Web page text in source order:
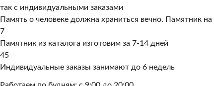
так с индивидуальными заказами
Память о человеке должна храниться вечно. Памятник
7
Памятник из каталога изготовим за 7-14 дней
45
Индивидуальные заказы занимают до 6 недель